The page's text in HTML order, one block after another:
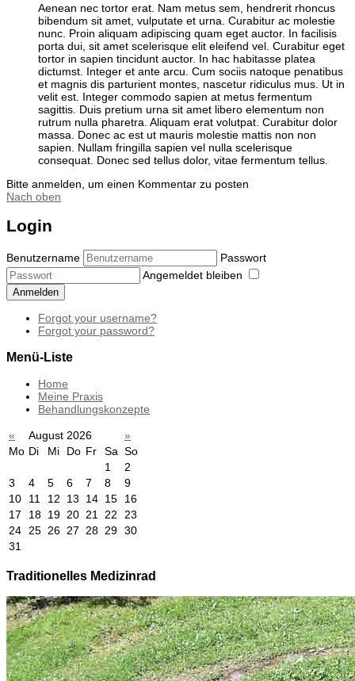
Aenean nec tortor erat. Nam metus sem, hendrerit rhoncus
bibendum sit amet, vulputate et urna. Curabitur ac molestie
nunc. Proin aliquam adipiscing quam eget auctor. In facilisis
porta dui, sit amet scelerisque elit eleifend vel. Curabitur eget
tortor in sapien tincidunt auctor. In hac habitasse platea
dictumst. Integer et ante arcu. Cum sociis natoque penatibus
et magnis dis parturient montes, nascetur ridiculus mus. Ut in
velit est. Integer commodo sapien at metus fermentum
sagittis. Duis pretium urna sit amet libero elementum non
rutrum nulla pharetra. Aliquam erat volutpat. Curabitur dolor
massa. Donec ac est ut mauris molestie mattis non non
sapien. Nullam fringilla sapien vel nulla scelerisque
consequat. Donec sed tellus dolor, vitae fermentum tellus.
Bitte anmelden, um einen Kommentar zu posten
Nach oben
Login
Benutzername
Passwort
Angemeldet bleiben
Anmelden
Forgot your username?
Forgot your password?
Menü-Liste
Home
Meine Praxis
Behandlungskonzepte
« August 2026
»
Mo Di Mi Do Fr Sa So
1
2
3
4 5 6 7 8
9
10
11 12 13 14 15
16
17
18 19 20 21 22
23
24 25 26 27 28 29 30
31
Traditionelles Medizinrad